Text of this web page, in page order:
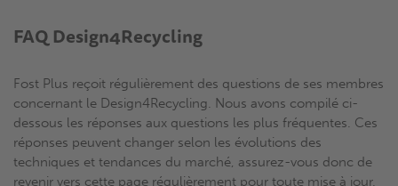
FAQ Design4Recycling
Fost Plus reçoit régulièrement des questions de ses membres
concernant le Design4Recycling. Nous avons compilé ci-
dessous les réponses aux questions les plus fréquentes. Ces
réponses peuvent changer selon les évolutions des
techniques et tendances du marché, assurez-vous donc de
revenir vers cette page régulièrement pour toute mise à jour.